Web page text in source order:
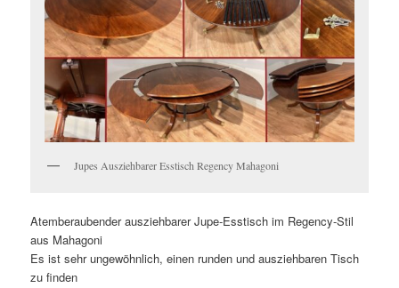
Jupes Ausziehbarer Esstisch Regency Mahagoni
Atemberaubender ausziehbarer Jupe-Esstisch im Regency-Stil
aus Mahagoni
Es ist sehr ungewöhnlich, einen runden und ausziehbaren Tisch
zu finden